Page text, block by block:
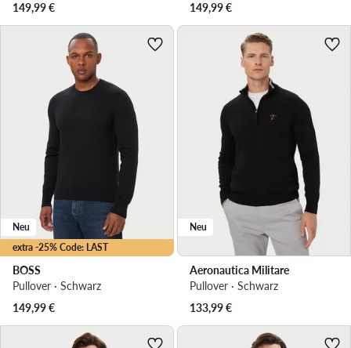
149,99€ 149,99€
extra -25% Code: LAST
Neu
BOSS
Pullover · Schwarz
149,99€
Neu
Aeronautica Militare
Pullover · Schwarz
133,99€